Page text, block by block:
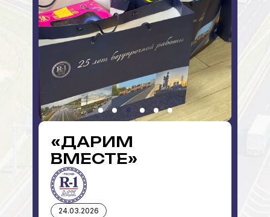
«ДАРИМ
ВМЕСТЕ»
24.03.2026